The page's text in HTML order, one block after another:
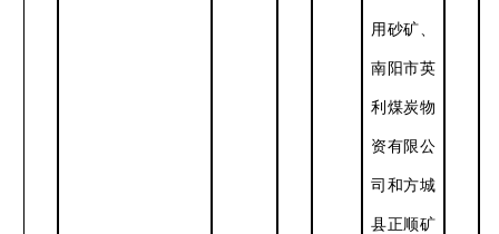
用砂矿、
南阳市英
利煤炭物
资有限公
司和方城
县正顺矿